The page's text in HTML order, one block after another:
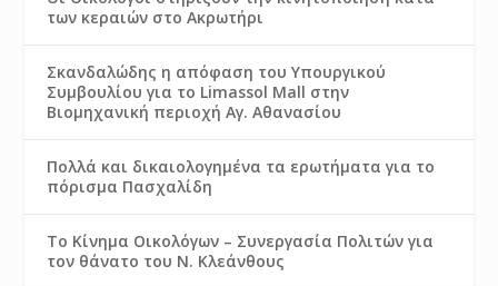
των κεραιών στο Ακρωτήρι
Σκανδαλώδης η απόφαση του Υπουργικού
Συμβουλίου για το Limassol Mall στην
Βιομηχανική περιοχή Αγ. Αθανασίου
Πολλά και δικαιολογημένα τα ερωτήματα για το
πόρισμα Πασχαλίδη
Το Κίνημα Οικολόγων – Συνεργασία Πολιτών για
τον θάνατο του Ν. Κλεάνθους